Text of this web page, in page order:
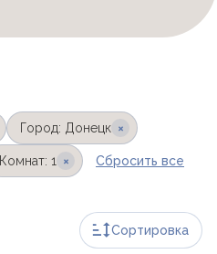
Город: Донецк ×
Комнат: 1 × Сбросить все
Сортировка